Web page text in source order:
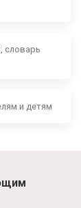
словарь
и детям